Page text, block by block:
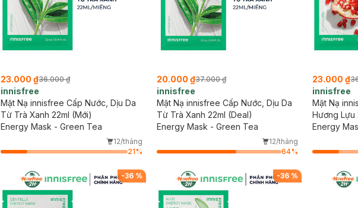
23.000 ₫36.000 ₫
innisfree
Mặt Nạ innisfree Cấp Nước, Dịu Da
Từ Trà Xanh 22ml (Mới)
Energy Mask - Green Tea
12/tháng
21%
20.000 ₫37.000 ₫
innisfree
Mặt Nạ innisfree Cấp Nước, Dịu Da
Từ Trà Xanh 22ml (Deal)
Energy Mask - Green Tea
12/tháng
64%
23.000 ₫
innisfree
Mặt Nạ
Hương Lựu
Energy
-36% -36 %